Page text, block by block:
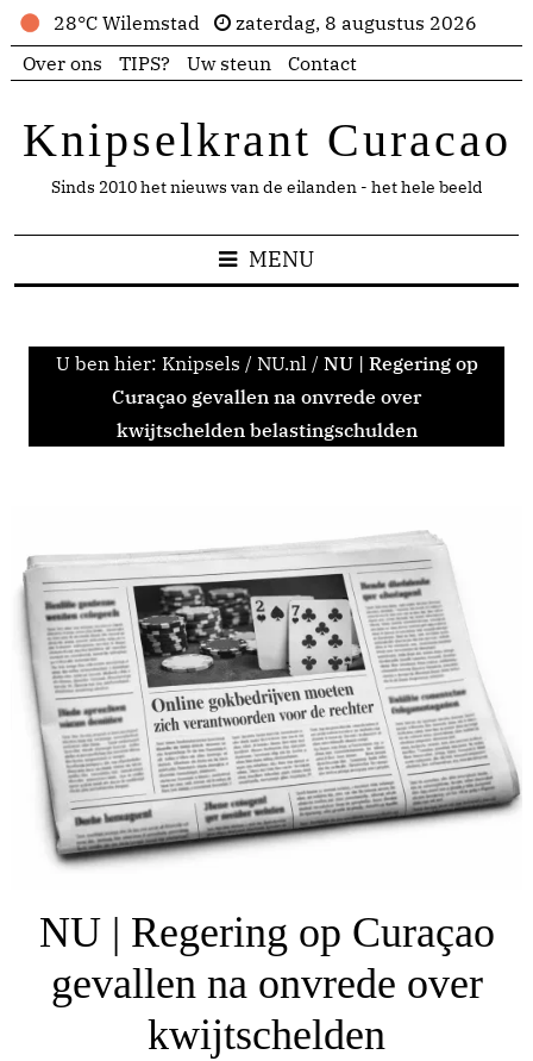
28°C Wilemstad
zaterdag, 8 augustus 2026
Over ons
TIPS? Uw steun Contact
Knipselkrant Curacao
Sinds 2010 het nieuws van de eilanden - het hele beeld
MENU
U ben hier: Knipsels / NU.nl / NU | Regering op
Curaçao gevallen na onvrede over
kwijtschelden belastingschulden
NU | Regering op Curaçao
gevallen na onvrede over
kwijtschelden